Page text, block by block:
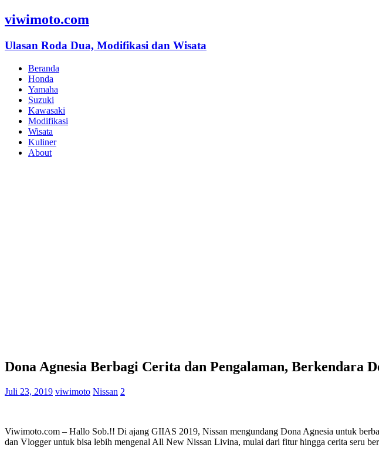
viwimoto.com
Ulasan Roda Dua, Modifikasi dan Wisata
Beranda
Honda
Yamaha
Suzuki
Kawasaki
Modifikasi
Wisata
Kuliner
About
Dona Agnesia Berbagi Cerita dan Pengalaman, Berkendara
Juli 23, 2019 viwimoto Nissan 2
Viwimoto.com – Hallo Sob.!! Di ajang GIIAS 2019, Nissan mengundang Dona Agnesia untuk
dan Vlogger untuk bisa lebih mengenal All New Nissan Livina, mulai dari fitur hingga cerita seru